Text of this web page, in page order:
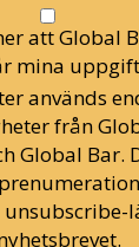
att Global
mina
används
från
Global Bar.